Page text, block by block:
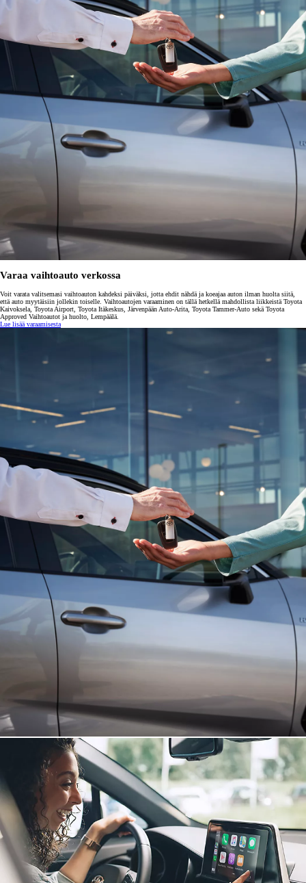
Varaa vaihtoauto verkossa
Voit varata valitsemasi vaihtoauton kahdeksi päiväksi, jotta ehdit nähdä ja koeajaa auton ilman huolta siitä,
että auto myytäisiin jollekin toiselle. Vaihtoautojen varaaminen on tällä hetkellä mahdollista liikkeistä Toyota
Kaivoksela, Toyota Airport, Toyota Itäkeskus, Järvenpään Auto-Arita, Toyota Tammer-Auto sekä Toyota
Approved Vaihtoautot ja huolto, Lempäälä.
Lue lisää varaamisesta